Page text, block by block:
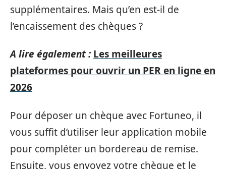
supplémentaires. Mais qu’en est-il de
l’encaissement des chèques ?
A lire également : Les meilleures
plateformes pour ouvrir un PER en ligne en
2026
Pour déposer un chèque avec Fortuneo, il
vous suffit d’utiliser leur application mobile
pour compléter un bordereau de remise.
Ensuite, vous envoyez votre chèque et le